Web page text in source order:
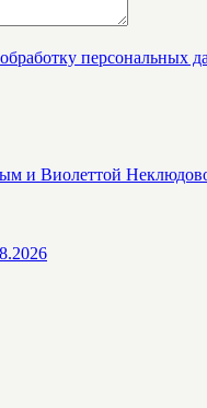
обработку персональных
и Виолеттой